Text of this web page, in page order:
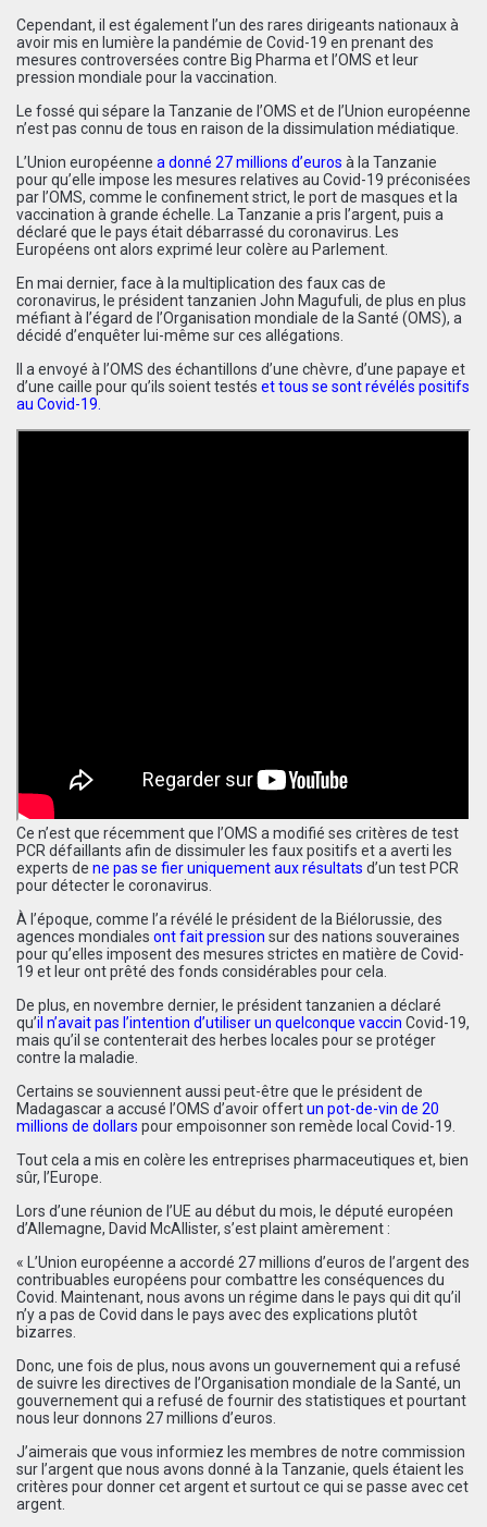
Cependant, il est également l’un des rares dirigeants nationaux à
avoir mis en lumière la pandémie de Covid-19 en prenant des
mesures controversées contre Big Pharma et l’OMS et leur
pression mondiale pour la vaccination.
Le fossé qui sépare la Tanzanie de l’OMS et de l’Union européenne
n’est pas connu de tous en raison de la dissimulation médiatique.
L’Union européenne a donné 27 millions d’euros à la Tanzanie
pour qu’elle impose les mesures relatives au Covid-19 préconisées
par l’OMS, comme le confinement strict, le port de masques et la
vaccination à grande échelle. La Tanzanie a pris l’argent, puis a
déclaré que le pays était débarrassé du coronavirus. Les
Européens ont alors exprimé leur colère au Parlement.
En mai dernier, face à la multiplication des faux cas de
coronavirus, le président tanzanien John Magufuli, de plus en plus
méfiant à l’égard de l’Organisation mondiale de la Santé (OMS), a
décidé d’enquêter lui-même sur ces allégations.
Il a envoyé à l’OMS des échantillons d’une chèvre, d’une papaye et
d’une caille pour qu’ils soient testés et tous se sont révélés positifs
au Covid-19
Ce n’est que récemment que l’OMS a modifié ses critères de test
PCR défaillants afin de dissimuler les faux positifs et a averti les
experts de ne pas se fier uniquement aux résultats d’un test PCR
pour détecter le coronavirus.
À l’époque, comme l’a révélé le président de la Biélorussie, des
agences mondiales ont fait pression sur des nations souveraines
pour qu’elles imposent des mesures strictes en matière de Covid-
19 et leur ont prêté des fonds considérables pour cela.
De plus, en novembre dernier, le président tanzanien a déclaré
qu’il n’avait pas l’intention d’utiliser un quelconque vaccin Covid-19,
mais qu’il se contenterait des herbes locales pour se protéger
contre la maladie.
Certains se souviennent aussi peut-être que le président de
Madagascar a accusé l’OMS d’avoir offertun pot-de-vin de 20
millions de dollars pour empoisonner son remède local Covid-19.
Tout cela a mis en colère les entreprises pharmaceutiques et, bien
sûr, l’Europe.
Lors d’une réunion de l’UE au début du mois, le député européen
d’Allemagne, David McAllister, s’est plaint amèrement :
« L’Union européenne a accordé 27 millions d’euros de l’argent des
contribuables européens pour combattre les conséquences du
Covid. Maintenant, nous avons un régime dans le pays qui dit qu’il
n’y a pas de Covid dans le pays avec des explications plutôt
bizarres.
Donc, une fois de plus, nous avons un gouvernement qui a refusé
de suivre les directives de l’Organisation mondiale de la Santé, un
gouvernement qui a refusé de fournir des statistiques et pourtant
nous leur donnons 27 millions d’euros.
J’aimerais que vous informiez les membres de notre commission
sur l’argent que nous avons donné à la Tanzanie, quels étaient les
critères pour donner cet argent et surtout ce qui se passe avec cet
argent.